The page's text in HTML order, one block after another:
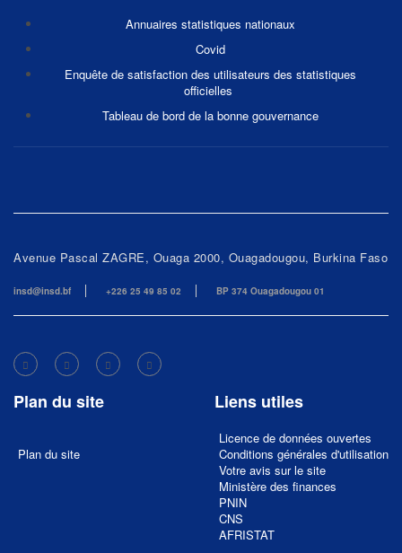
Annuaires statistiques nationaux
Covid
Enquête de satisfaction des utilisateurs des statistiques
officielles
Tableau de bord de la bonne gouvernance
Avenue Pascal ZAGRE, Ouaga 2000, Ouagadougou, Burkina Faso
insd@insd.bf +226 25 49 85 02 BP 374 Ouagadougou 01
Plan du site
Plan du site
Liens utiles
Licence de données ouvertes
Conditions générales d'utilisation
Votre avis sur le site
Ministère des finances
PNIN
CNS
AFRISTAT